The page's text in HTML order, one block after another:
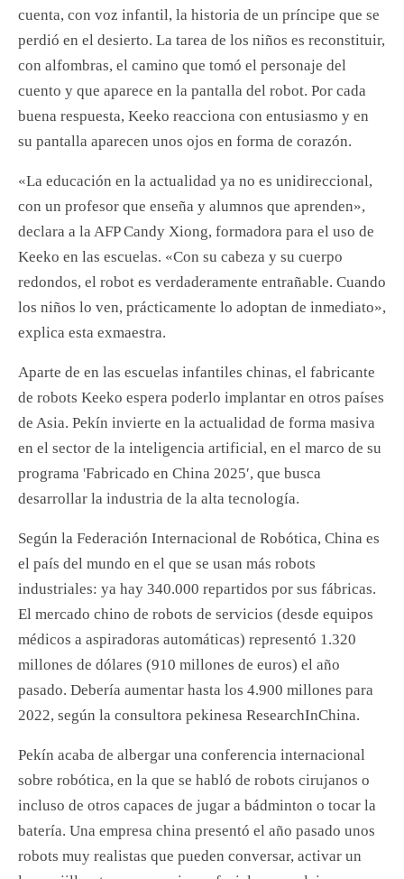
cuenta, con voz infantil, la historia de un príncipe que se
perdió en el desierto. La tarea de los niños es reconstituir,
con alfombras, el camino que tomó el personaje del
cuento y que aparece en la pantalla del robot. Por cada
buena respuesta, Keeko reacciona con entusiasmo y en
su pantalla aparecen unos ojos en forma de corazón.
«La educación en la actualidad ya no es unidireccional,
con un profesor que enseña y alumnos que aprenden»,
declara a la AFP Candy Xiong, formadora para el uso de
Keeko en las escuelas. «Con su cabeza y su cuerpo
redondos, el robot es verdaderamente entrañable. Cuando
los niños lo ven, prácticamente lo adoptan de inmediato»,
explica esta exmaestra.
Aparte de en las escuelas infantiles chinas, el fabricante
de robots Keeko espera poderlo implantar en otros países
de Asia. Pekín invierte en la actualidad de forma masiva
en el sector de la inteligencia artificial, en el marco de su
programa 'Fabricado en China 2025′, que busca
desarrollar la industria de la alta tecnología.
Según la Federación Internacional de Robótica, China es
el país del mundo en el que se usan más robots
industriales: ya hay 340.000 repartidos por sus fábricas.
El mercado chino de robots de servicios (desde equipos
médicos a aspiradoras automáticas) representó 1.320
millones de dólares (910 millones de euros) el año
pasado. Debería aumentar hasta los 4.900 millones para
2022, según la consultora pekinesa ResearchInChina.
Pekín acaba de albergar una conferencia internacional
sobre robótica, en la que se habló de robots cirujanos o
incluso de otros capaces de jugar a bádminton o tocar la
batería. Una empresa china presentó el año pasado unos
robots muy realistas que pueden conversar, activar un